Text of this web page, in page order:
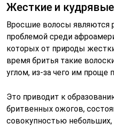
Жесткие и
Вросшие волосы являются
проблемой среди
которых от природы
время бритья такие
углом, из-за чего им проще
Это приводит к
бритвенных ожогов,
совокупностью